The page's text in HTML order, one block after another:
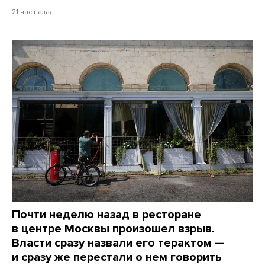
21 час назад
Почти неделю назад в ресторане
в центре Москвы произошел взрыв.
Власти сразу назвали его терактом —
и сразу же перестали о нем говорить